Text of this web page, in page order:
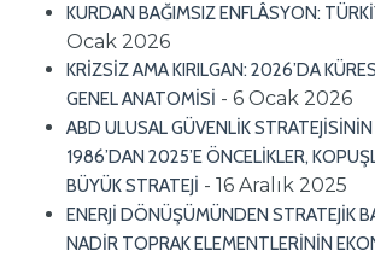
KURDAN BAĞIMSIZ ENFLÂSYON:
Ocak 2026
KRİZSİZ AMA KIRILGAN: 2026’DA
GENEL ANATOMİSİ - 6 Ocak 2026
ABD ULUSAL GÜVENLİK
1986’DAN 2025’E ÖNCELİKLER,
BÜYÜK STRATEJİ - 16 Aralık 2025
ENERJİ DÖNÜŞÜMÜNDEN STRATEJİK
NADİR TOPRAK ELEMENTLERİNİN